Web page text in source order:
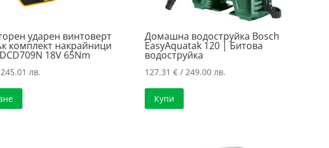
ударен винтоверт
комплект накрайници
18V 65Nm
лв.
Домашна водоструйка Bosch
EasyAquatak 120 | Битова
водоструйка
127.31 €/ 249.00 лв.
Купи